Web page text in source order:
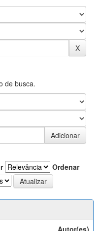
de busca.
Ordenar
Autor(es)